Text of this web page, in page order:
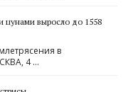
цунами выросло до 1558
в
4 …